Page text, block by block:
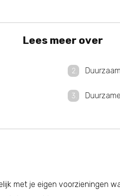
Lees meer over
met je eigen voorzieningen